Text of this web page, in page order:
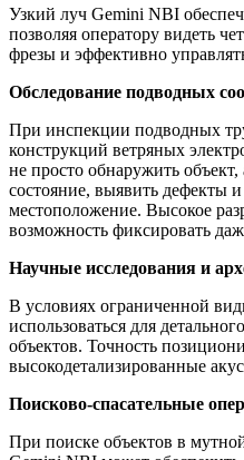
Узкий луч Gemini NBI
позволяя оператору видеть
фрезы и эффективно
Обследование подводных
При инспекции подводных
конструкций ветряных
не просто обнаружить объект,
состояние, выявить дефекты
местоположение. Высокое
возможность фиксировать
Научные исследования и
В условиях ограниченной
использоваться для
объектов. Точность
высокодетализированные
Поисково-спасательные
При поиске объектов в